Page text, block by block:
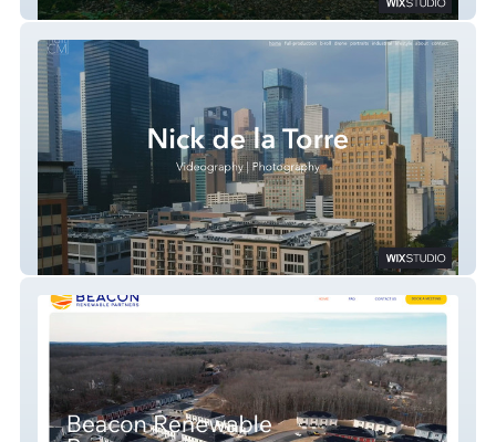
Nick de la Torre